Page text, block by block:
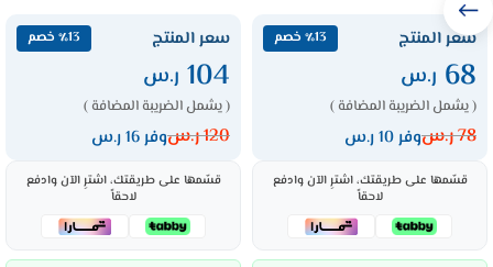
سعر المنتج ٪13 خصم
68 ر.س
( يشمل الضريبة المضافة )
78ر.سوفر 10 ر.س
قسّمها على طريقتك، اشترِ الآن وادفع
لاحقاً
سعر المنتج ٪13 خصم
104 ر.س
( يشمل الضريبة المضافة )
120ر.سوفر 16 ر.س
قسّمها على طريقتك، اشترِ الآن وادفع
لاحقاً